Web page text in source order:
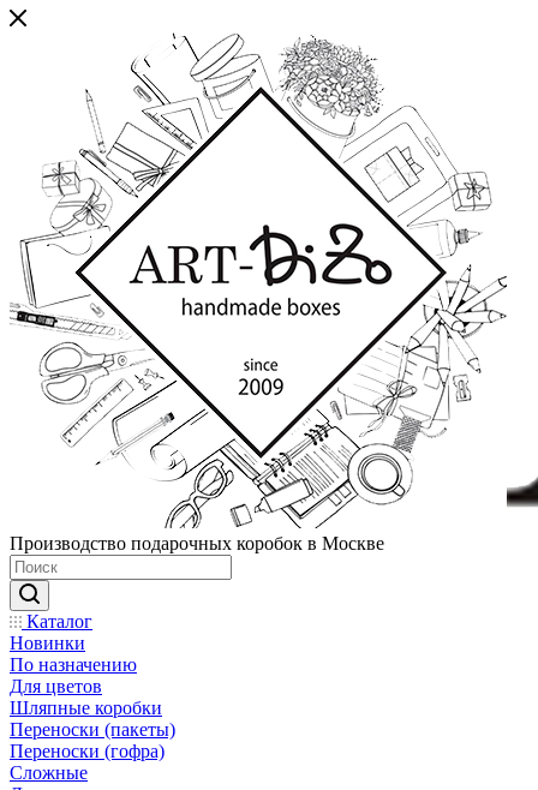
Производство подарочных коробок в Москве
Каталог
Новинки
По назначению
Для цветов
Шляпные коробки
Переноски (пакеты)
Переноски (гофра)
Сложные